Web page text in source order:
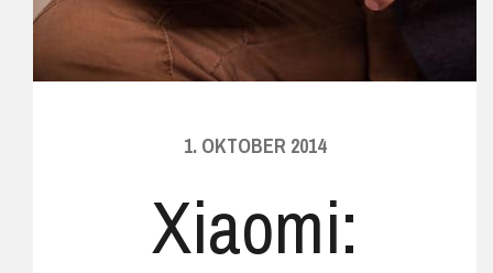
1. OKTOBER 2014
Xiaomi: